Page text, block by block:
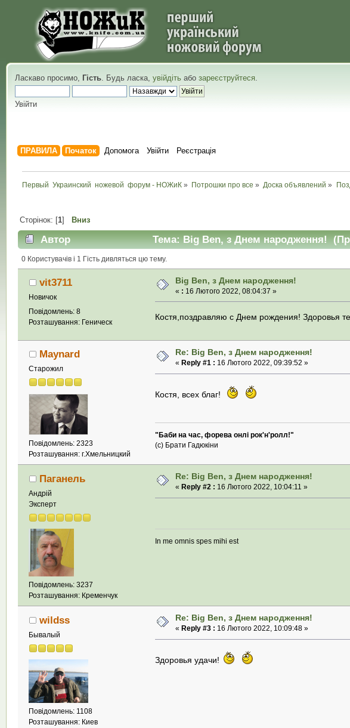
Ласкаво просимо, Гість. Будь ласка, увійдіть або зареєструйтеся.
Увійти
ПРАВИЛА Початок Допомога Увійти Реєстрація
Первый  Украинский  ножевой  форум - НОЖиК » Потрошки про все » Доска объявлений »
Сторінок: [1] Вниз
Автор Тема: Big Ben, з Днем народження!
0 Користувачів і 1 Гість дивляться цю тему.
vit3711
Новичок
Повідомлень: 8
Розташування: Геническ
Big Ben, з Днем народження!
« : 16 Лютого 2022, 08:04:37 »
Костя,поздравляю с Днем рождения! Здоровья
Maynard
Старожил
Повідомлень: 2323
Розташування: г.Хмельницкий
Re: Big Ben, з Днем народження!
« Reply #1 : 16 Лютого 2022, 09:39:52 »
Костя, всех благ!
"Баби на час, форева онлі рок'н'ролл!"
(с) Брати Гадюкіни
Паганель
Андрій
Эксперт
Повідомлень: 3237
Розташування: Кременчук
Re: Big Ben, з Днем народження!
« Reply #2 : 16 Лютого 2022, 10:04:11 »
In me omnis spes mihi est
wildss
Бывалый
Повідомлень: 1108
Розташування: Киев
Re: Big Ben, з Днем народження!
« Reply #3 : 16 Лютого 2022, 10:09:48 »
Здоровья удачи!